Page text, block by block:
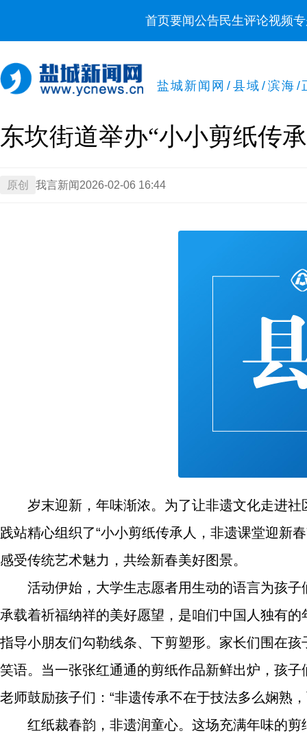
首页要闻公告民生评论视频
盐城新闻网 / 县域 / 滨海 /
东坎街道举办“小小剪纸传
原创 我言新闻 2026-02-06 16:44
岁末迎新，年味渐浓。为了让非遗文化走进
践站精心组织了“小小剪纸传承人，非遗课堂迎新
感受传统艺术魅力，共绘新春美好图景。
活动伊始，大学生志愿者用生动的语言为孩
承载着祈福纳祥的美好愿望，是咱们中国人独有
指导小朋友们勾勒线条、下剪塑形。家长们围在
笑语。当一张张红通通的剪纸作品新鲜出炉，孩
老师鼓励孩子们：“非遗传承不在于技法多么娴熟
红纸裁春韵，非遗润童心。这场充满年味的